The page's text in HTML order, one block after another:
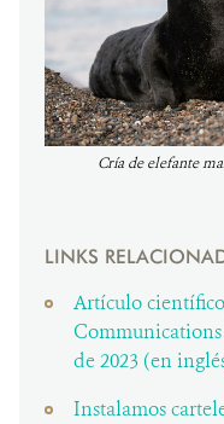
Cría de elefante
LINKS
Artículo
de 2023 (en
Instalamos